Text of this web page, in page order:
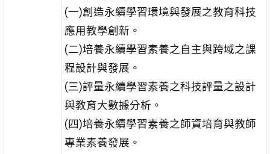
(一)創造永續學習環境與發展之教育科技
應用教學創新。
(二)培養永續學習素養之自主與跨域之課
程設計與發展。
(三)評量永續學習素養之科技評量之設計
與教育大數據分析。
(四)培養永續學習素養之師資培育與教師
專業素養發展。